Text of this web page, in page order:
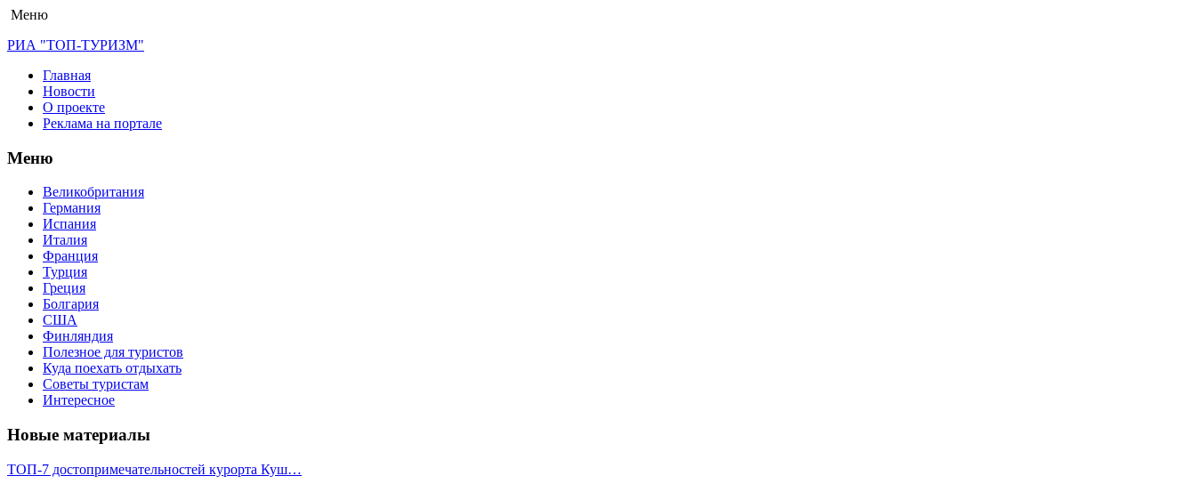
Меню
РИА "ТОП-ТУРИЗМ"
Главная
Новости
О проекте
Реклама на портале
Меню
Великобритания
Германия
Испания
Италия
Франция
Турция
Греция
Болгария
США
Финляндия
Полезное для туристов
Куда поехать отдыхать
Советы туристам
Интересное
Новые материалы
ТОП-7 достопримечательностей курорта Куш…